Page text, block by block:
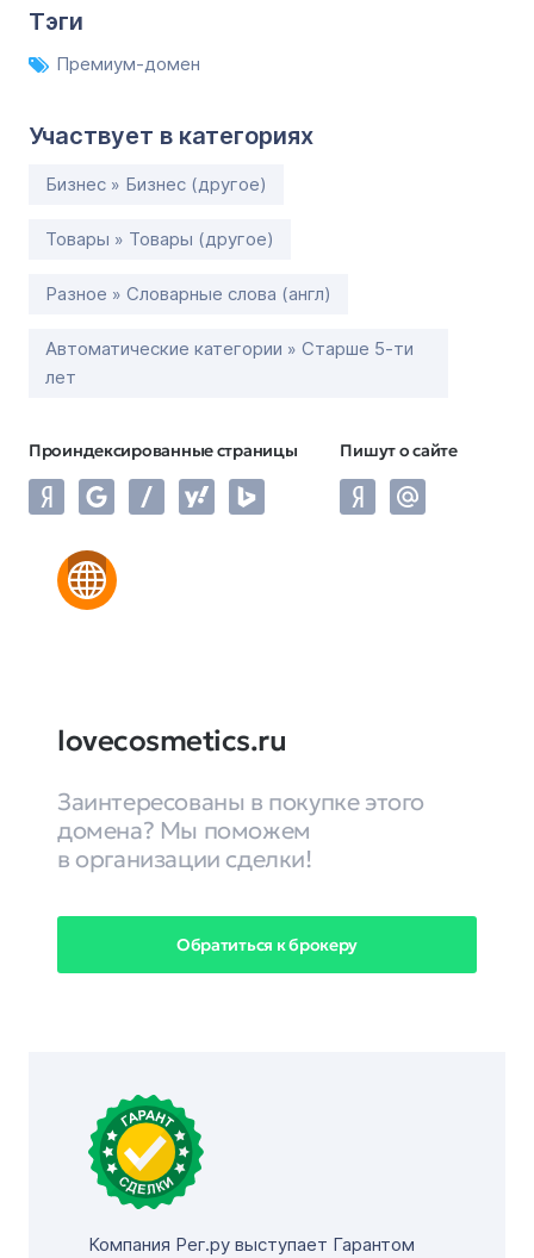
Тэги
Премиум-домен
Участвует в категориях
Бизнес » Бизнес (другое)
Товары » Товары (другое)
Разное » Словарные слова (англ)
Автоматические категории » Старше 5-ти
лет
Проиндексированные страницы Пишут о сайте
lovecosmetics.ru
Заинтересованы в покупке этого
домена? Мы поможем
в организации сделки!
Обратиться к брокеру
Компания Рег.ру выступает Гарантом